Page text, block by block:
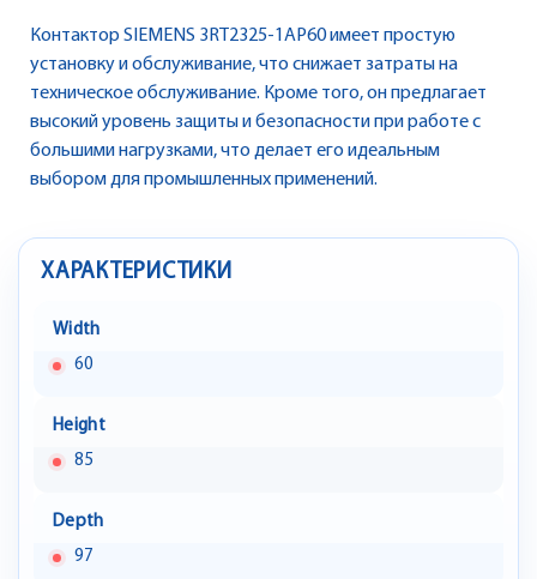
Контактор SIEMENS 3RT2325-1AP60 имеет простую
установку и обслуживание, что снижает затраты на
техническое обслуживание. Кроме того, он предлагает
высокий уровень защиты и безопасности при работе с
большими нагрузками, что делает его идеальным
выбором для промышленных применений.
ХАРАКТЕРИСТИКИ
Width
60
Height
85
Depth
97